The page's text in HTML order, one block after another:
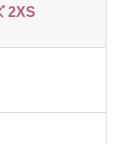
2XS